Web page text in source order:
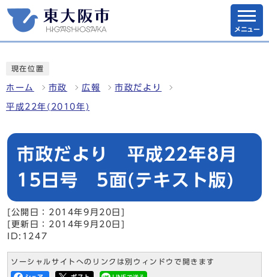
メニュー
現在位置
ホーム 市政 広報 市政だより
平成22年(2010年)
市政だより 平成22年8月
15日号 5面(テキスト版)
[公開日：2014年9月20日]
[更新日：2014年9月20日]
ID:1247
ソーシャルサイトへのリンクは別ウィンドウで開きます